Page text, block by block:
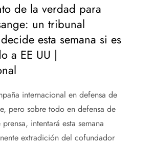
de la verdad para
un tribunal
esta semana si es
a EE UU |
internacional en defensa de
pero sobre todo en defensa de
intentará esta semana
extradición del cofundador